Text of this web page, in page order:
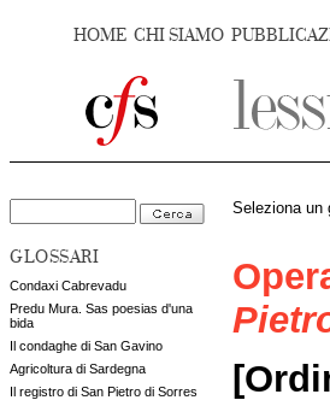
HOME CHI SIAMO
GLOSSARI
Condaxi Cabrevadu
Predu Mura. Sas poesias d'una
bida
Il condaghe di San Gavino
Agricoltura di Sardegna
Il registro di San Pietro di Sorres
Seleziona un